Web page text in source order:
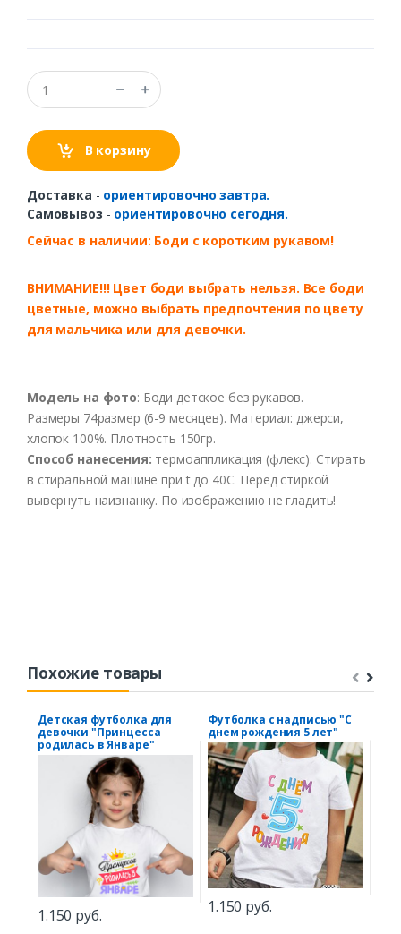
В корзину
Доставка - ориентировочно завтра.
Самовывоз - ориентировочно сегодня.
Сейчас в наличии: Боди с коротким рукавом!
ВНИМАНИЕ!!! Цвет боди выбрать нельзя. Все боди
цветные, можно выбрать предпочтения по цвету
для мальчика или для девочки.
Модель на фото: Боди детское без рукавов.
Размеры 74размер (6-9 месяцев). Материал: джерси,
хлопок 100%. Плотность 150гр.
Способ нанесения: термоаппликация (флекс). Стирать
в стиральной машине при t до 40С. Перед стиркой
вывернуть наизнанку. По изображению не гладить!
Похожие товары
Детская футболка для
девочки "Принцесса
родилась в Январе"
1.150 руб.
Футболка с надписью "С
днем рождения 5 лет"
1.150 руб.